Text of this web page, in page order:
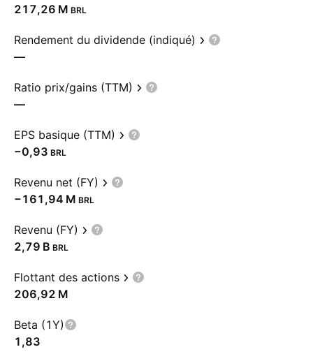
‪217,26 M‬ BRL
Rendement du dividende (indiqué)
—
Ratio prix/gains (TTM)
—
EPS basique (TTM)
−0,93 BRL
Revenu net (FY)
‪−161,94 M‬ BRL
Revenu (FY)
‪2,79 B‬ BRL
Flottant des actions
‪206,92 M‬
Beta (1Y)
1,83